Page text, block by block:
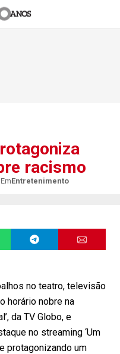
racismo
EmEntretenimento
no teatro, televisão
horário nobre na
da TV Globo, e
no streaming ‘Um
protagonizando um